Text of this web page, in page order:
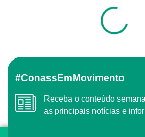
#ConassEmMovimento
Receba o conteúdo
as principais notícias e